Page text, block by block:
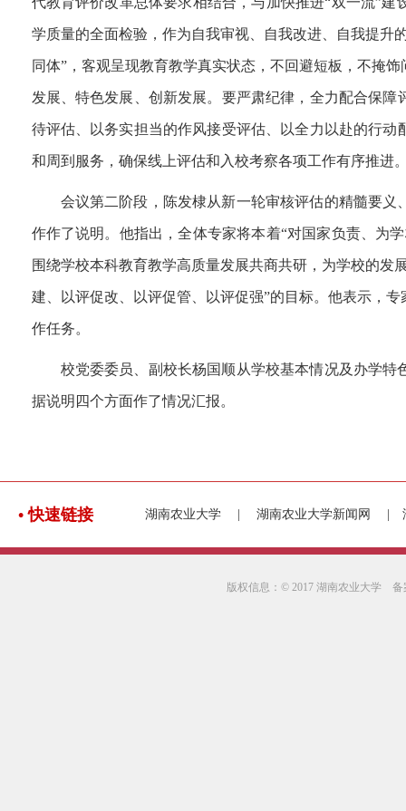
学质量的全面检验，作为自我审视、自我改进、自我提升
同体”，客观呈现教育教学真实状态，不回避短板，不掩
发展、特色发展、创新发展。要严肃纪律，全力配合保
待评估、以务实担当的作风接受评估、以全力以赴的行
和周到服务，确保线上评估和入校考察各项工作有序推进
会议第二阶段， 陈发棣从新一轮审核评估的精髓要
作作了说明。他指出，全体专家将本着“对国家负责、为
围绕学校本科教育教学高质量发展共商共研，为学校的
建、以评促改、以评促管、以评促强”的目标。他表示，
作任务。
校党委委员、副校长杨国顺从学校基本情况及办学
据说明四个方面作了情况汇报。
•快速链接 湖南农业大学 湖南农业大学新闻网
版权信息：© 2017 湖南农业大学 备